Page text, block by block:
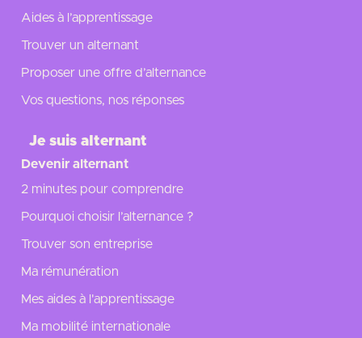
Aides à l’apprentissage
Trouver un alternant
Proposer une offre d’alternance
Vos questions, nos réponses
Je suis alternant
Devenir alternant
2 minutes pour comprendre
Pourquoi choisir l’alternance ?
Trouver son entreprise
Ma rémunération
Mes aides à l'apprentissage
Ma mobilité internationale